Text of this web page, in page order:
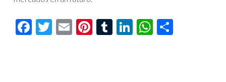
Facebook
Twitter
EmailPinterest
Tumblr
LinkedIn